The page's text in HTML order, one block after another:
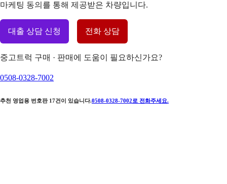
마케팅 동의를 통해 제공받은 차량입니다.
대출 상담 신청 전화 상담
중고트럭 구매 · 판매에 도움이 필요하신가요?
0508-0328-7002
추천 영업용 번호판 17건이 있습니다.0508-0328-7002 로 전화주세요.